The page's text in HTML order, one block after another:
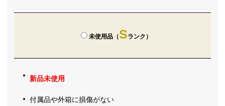
未使用品（Sランク）
新品未使用
付属品や外箱に損傷がない